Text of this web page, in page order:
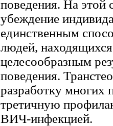
поведения. На этой
убеждение
единственным
людей,
целесообразным
поведения.
разработку многих
третичную
ВИЧ-инфекцией.